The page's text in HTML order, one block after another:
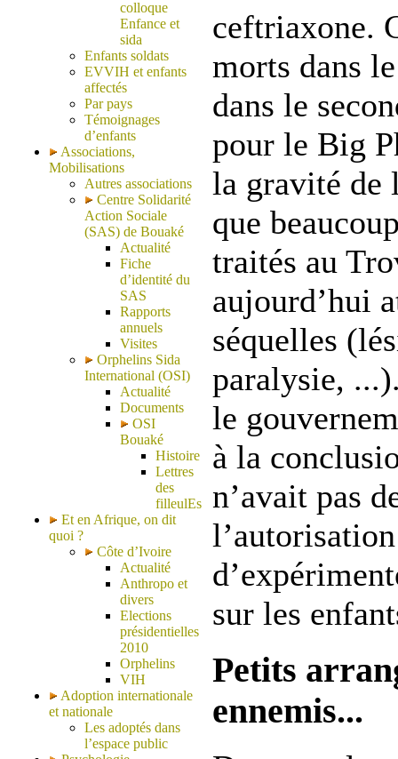
colloque
Enfance et
sida
Enfants soldats
EVVIH et enfants
affectés
Par pays
Témoignages
d’enfants
Associations,
Mobilisations
Autres associations
Centre Solidarité
Action Sociale
(SAS) de Bouaké
Actualité
Fiche
d’identité du
SAS
Rapports
annuels
Visites
Orphelins Sida
International (OSI)
Actualité
Documents
OSI
Bouaké
Histoire
Lettres
des
filleulEs
Et en Afrique, on dit
quoi ?
Côte d’Ivoire
Actualité
Anthropo et
divers
Elections
présidentielles
2010
Orphelins
VIH
Adoption internationale
et nationale
Les adoptés dans
l’espace public
ceftriaxone.
morts dans
dans le
pour le Big
la gravité de
que
traités au
aujourd’hui
séquelles
paralysie,
le
à la
n’avait pas
sur les
Petits
ennemis...